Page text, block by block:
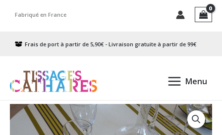
Fabriqué en France
Frais de port à partir de 5,90€ - Livraison gratuite à partir de 99€
Menu